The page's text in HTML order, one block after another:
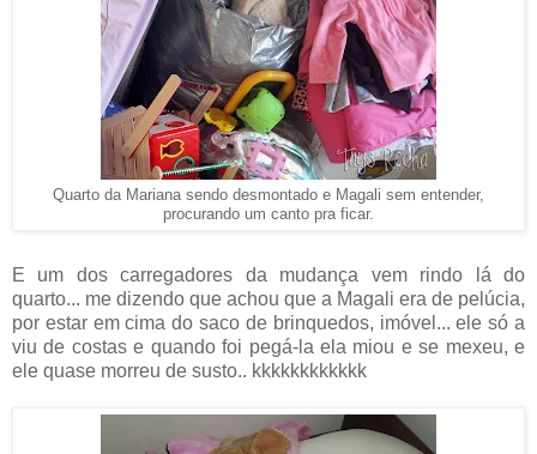
Quarto da Mariana sendo desmontado e Magali sem entender,
procurando um canto pra ficar.
E um dos carregadores da mudança vem rindo lá do
quarto... me dizendo que achou que a Magali era de pelúcia,
por estar em cima do saco de brinquedos, imóvel... ele só a
viu de costas e quando foi pegá-la ela miou e se mexeu, e
ele quase morreu de susto.. kkkkkkkkkkkk